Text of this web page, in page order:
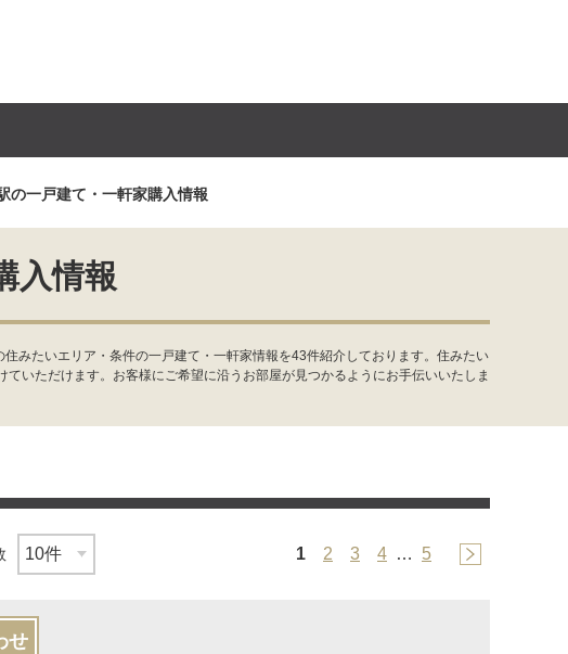
資用
の一戸建て・一軒家購入情報
入情報
みたいエリア・条件の一戸建て・一軒家情報を43件紹介しております。住みたい
いただけます。お客様にご希望に沿うお部屋が見つかるようにお手伝いいたしま
1 2 3 4 … 5
せ